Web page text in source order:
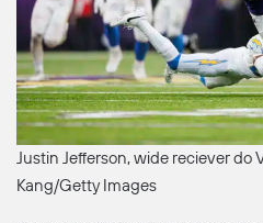
Justin Jefferson, wide reciever do
Kang/Getty Images